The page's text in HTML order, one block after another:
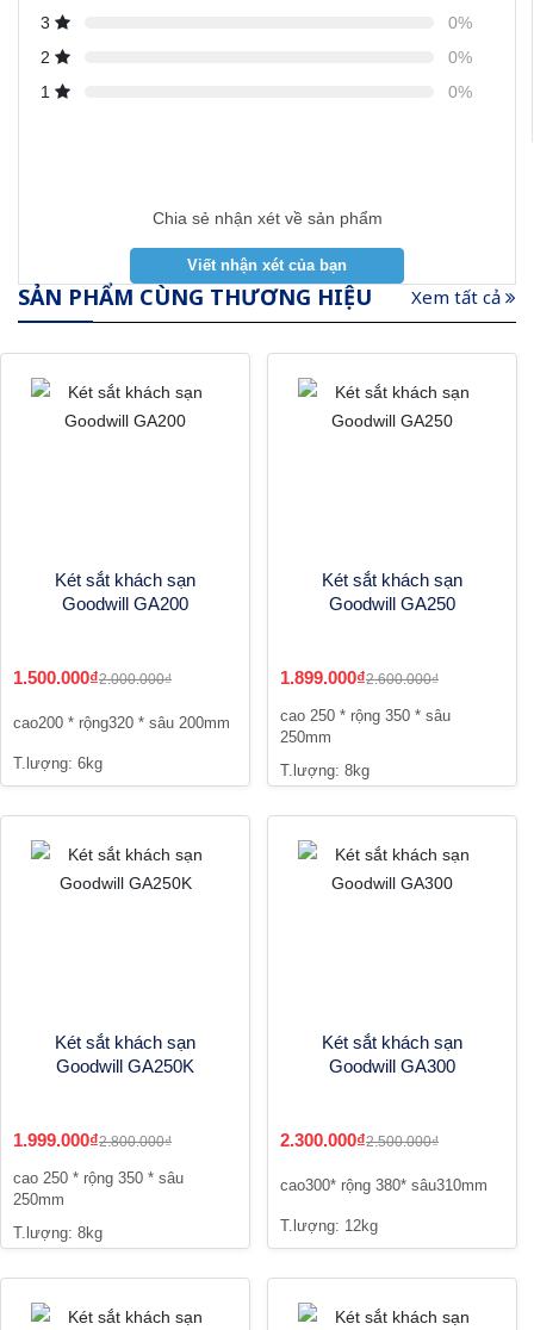
3
0%
2
0%
1
0%
Chia sẻ nhận xét về sản phẩm
SẢN PHẨM CÙNG THƯƠNG HIỆU Xem tất cả
Két sắt khách sạn
Goodwill GA200
1.500.000₫2.000.000₫
cao200 * rộng320 * sâu 200mm
T.lượng: 6kg
Két sắt khách sạn
Goodwill GA250
1.899.000₫2.600.000₫
cao 250 * rộng 350 * sâu
250mm
T.lượng: 8kg
Két sắt khách sạn
Goodwill GA250K
1.999.000₫2.800.000₫
cao 250 * rộng 350 * sâu
250mm
T.lượng: 8kg
Két sắt khách sạn
Goodwill GA300
2.300.000₫2.500.000₫
cao300* rộng 380* sâu310mm
T.lượng: 12kg